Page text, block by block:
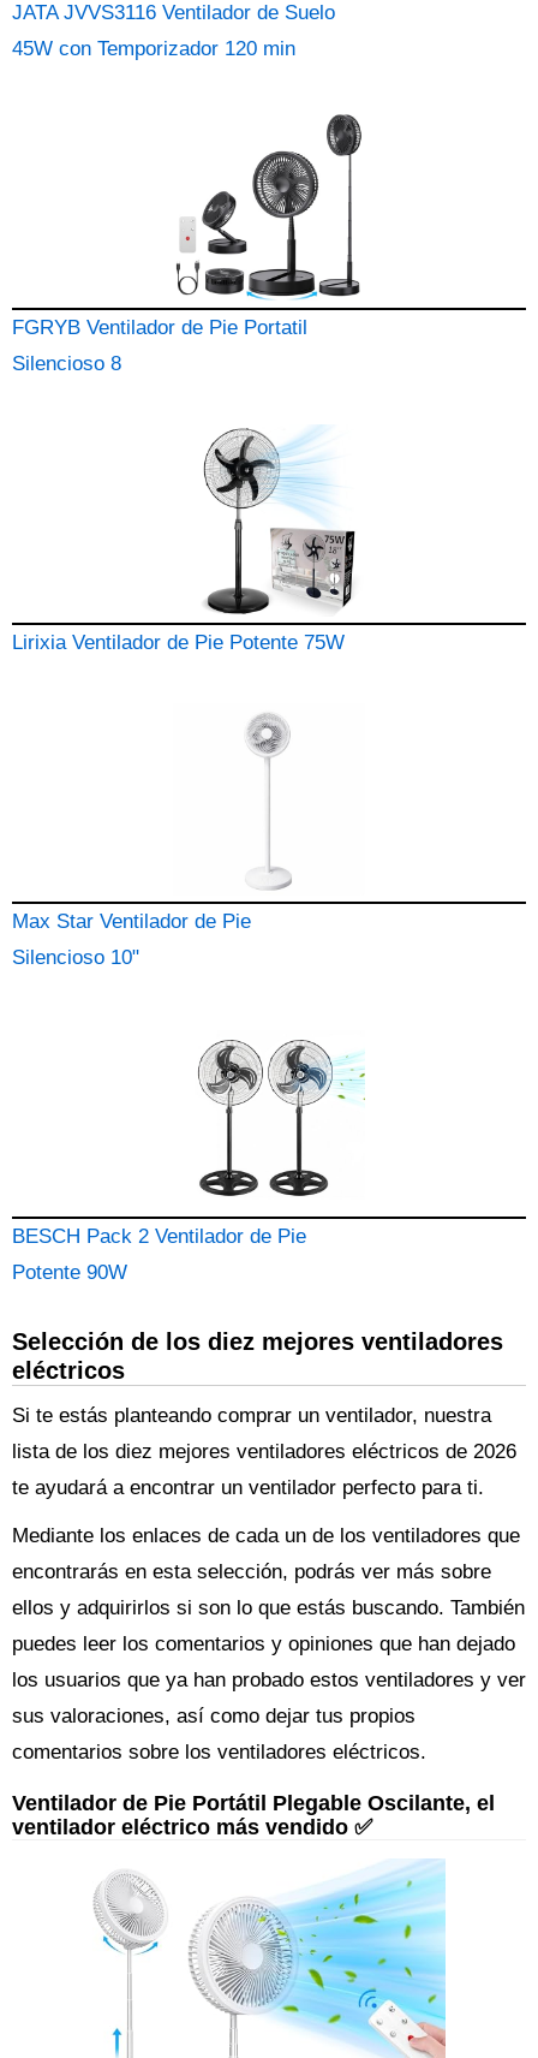
JATA JVVS3116 Ventilador de Suelo
45W con Temporizador 120 min
FGRYB Ventilador de Pie Portatil
Silencioso 8
Lirixia Ventilador de Pie Potente 75W
Max Star Ventilador de Pie
Silencioso 10"
BESCH Pack 2 Ventilador de Pie
Potente 90W
Selección de los diez mejores ventiladores
eléctricos
Si te estás planteando comprar un ventilador, nuestra
lista de los diez mejores ventiladores eléctricos de 2026
te ayudará a encontrar un ventilador perfecto para ti.
Mediante los enlaces de cada un de los ventiladores que
encontrarás en esta selección, podrás ver más sobre
ellos y adquirirlos si son lo que estás buscando. También
puedes leer los comentarios y opiniones que han dejado
los usuarios que ya han probado estos ventiladores y ver
sus valoraciones, así como dejar tus propios
comentarios sobre los ventiladores eléctricos.
Ventilador de Pie Portátil Plegable Oscilante, el
ventilador eléctrico más vendido ✅